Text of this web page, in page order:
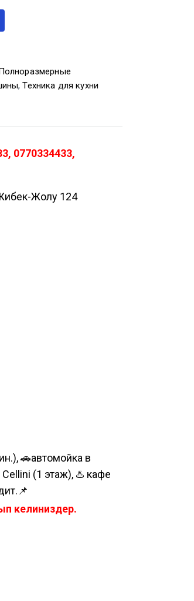
Полноразмерные
,Техника для кухни
0770334433,
Жолу 124
🚗автомойка в
(1 этаж), ♨️ кафе
келиниздер.